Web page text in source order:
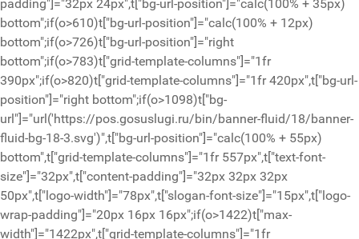
padding"]="32px 24px",t["bg-url-position"]="calc(100% + 35px)
bottom";if(o>610)t["bg-url-position"]="calc(100% + 12px)
bottom";if(o>726)t["bg-url-position"]="right
bottom";if(o>783)t["grid-template-columns"]="1fr
390px";if(o>820)t["grid-template-columns"]="1fr 420px",t["bg-url-
position"]="right bottom";if(o>1098)t["bg-
url"]="url('https://pos.gosuslugi.ru/bin/banner-fluid/18/banner-
fluid-bg-18-3.svg')",t["bg-url-position"]="calc(100% + 55px)
bottom",t["grid-template-columns"]="1fr 557px",t["text-font-
size"]="32px",t["content-padding"]="32px 32px 32px
50px",t["logo-width"]="78px",t["slogan-font-size"]="15px",t["logo-
wrap-padding"]="20px 16px 16px";if(o>1422)t["max-
width"]="1422px",t["grid-template-columns"]="1fr